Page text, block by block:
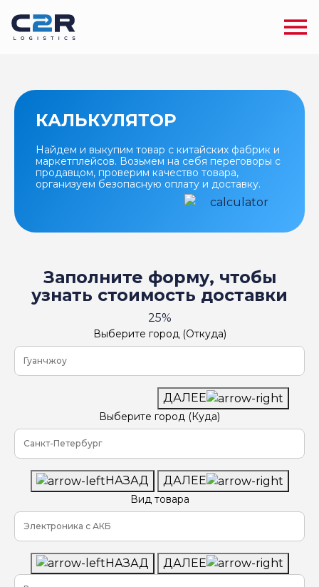
КАЛЬКУЛЯТОР
Найдем и выкупим товар с китайских фабрик и
маркетплейсов. Возьмем на себя переговоры с
продавцом, проверим качество товара,
организуем безопасную оплату и доставку.
Заполните форму, чтобы
узнать стоимость доставки
25%
Выберите город (Откуда)
ДАЛЕЕ
Выберите город (Куда)
НАЗАД ДАЛЕЕ
Вид товара
НАЗАД ДАЛЕЕ